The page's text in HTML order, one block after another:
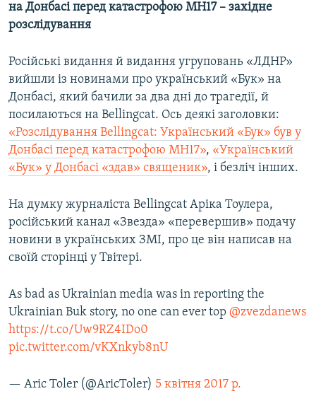
на Донбасі перед катастрофою MH17 – західне
розслідування
Російські видання й видання угруповань «ЛДНР»
вийшли із новинами про український «Бук» на
Донбасі, який бачили за два дні до трагедії, й
посилаються на Bellingcat. Ось деякі заголовки:
«Розслідування Bellingcat: Український «Бук» був у
Донбасі перед катастрофою MH17», «Український
«Бук» у Донбасі «здав» священик», і безліч інших.
На думку журналіста Bellingcat Аріка Тоулера,
російський канал «Звезда» «перевершив» подачу
новини в українських ЗМІ, про це він написав на
своїй сторінці у Твітері.
As bad as Ukrainian media was in reporting the
Ukrainian Buk story, no one can ever top @zvezdanews
https://t.co/Uw9RZ4IDo0
pic.twitter.com/vKXnkyb8nU
— Aric Toler (@AricToler) 5 квітня 2017 р.